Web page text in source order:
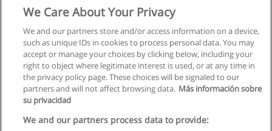
Искусство деловых переговоров
Центр Психологии Управления "Премьер"
+ информация по E-mail
Правила пользования
We Care About Your Privacy
We and our partners store and/or access information on a device,
such as unique IDs in cookies to process personal data. You may
accept or manage your choices by clicking below, including your
right to object where legitimate interest is used, or at any time in
the privacy policy page. These choices will be signaled to our
partners and will not affect browsing data. Más información sobre
su privacidad
We and our partners process data to provide: